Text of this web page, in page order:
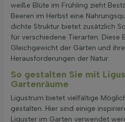
weiße Blüte im Frühling zieht
Beeren im Herbst eine
dichte Struktur bietet zusätzlich
für verschiedene Tierarten. Diese
Gleichgewicht der Gärten und
Herausforderungen der Natur.
So gestalten Sie mit
Gartenräume
Ligustrum bietet vielfältige
gestalten. Hier sind einige
Liguster im Garten verwendet